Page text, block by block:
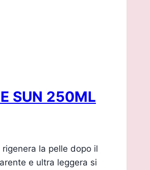
SUN 250ML
rigenera la pelle dopo il
e ultra leggera si